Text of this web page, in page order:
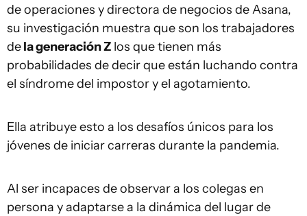
de operaciones y directora de negocios de Asana,
su investigación muestra que son los trabajadores
dela generación Z los que tienen más
probabilidades de decir que están luchando contra
el síndrome del impostor y el agotamiento.
Ella atribuye esto a los desafíos únicos para los
jóvenes de iniciar carreras durante la pandemia.
Al ser incapaces de observar a los colegas en
persona y adaptarse a la dinámica del lugar de